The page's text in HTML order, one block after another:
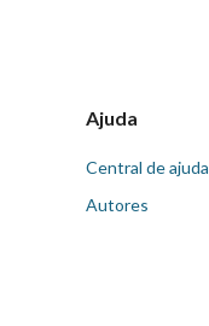
Ajuda
Central de ajuda
Autores